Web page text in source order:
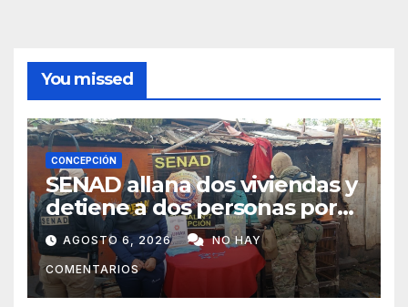
You missed
CONCEPCIÓN
SENAD allana dos viviendas y
detiene a dos personas por
presunto microtráfico en
Concepción
AGOSTO 6, 2026 NO HAY
COMENTARIOS